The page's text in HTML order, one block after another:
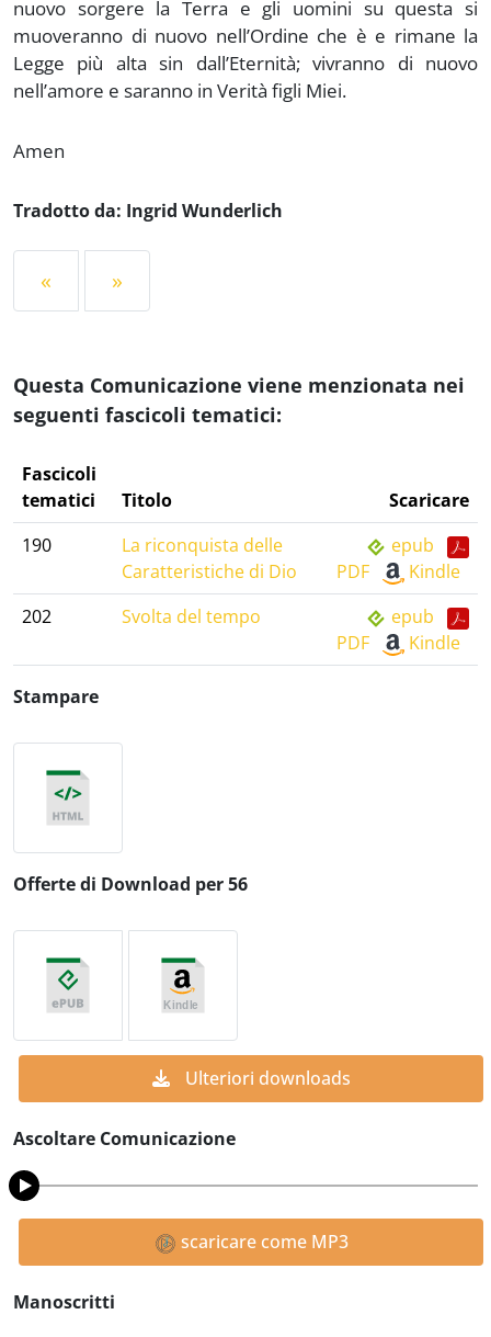
nuovo sorgere la Terra e gli uomini su questa si
muoveranno di nuovo nell’Ordine che è e rimane la
Legge più alta sin dall’Eternità; vivranno di nuovo
nell’amore e saranno in Verità figli Miei.
Amen
Tradotto da: Ingrid Wunderlich
« »
Questa Comunicazione viene menzionata nei
seguenti fascicoli tematici:
Fascicoli
tematici
Titolo
Scaricare
190
La riconquista delle
Caratteristiche di Dio
epub
PDF
Kindle
202
Svolta del tempo
epub
PDF
Kindle
Stampare
Offerte di Download per 56
Ulteriori downloads
Ascoltare Comunicazione
scaricare come MP3
Manoscritti